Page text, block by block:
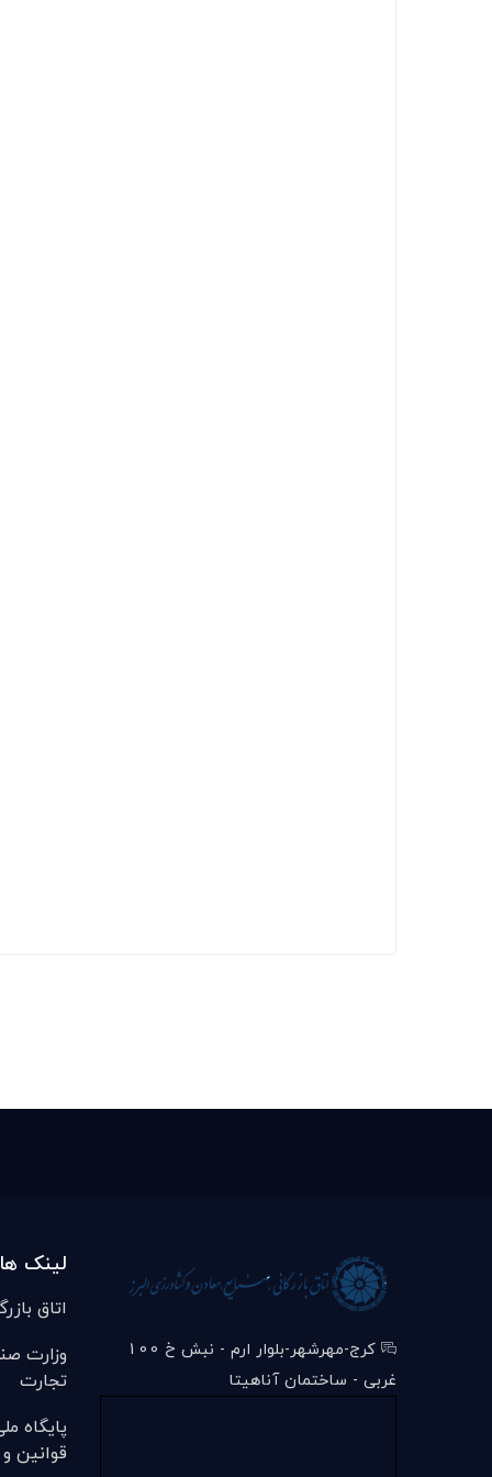
کرج-مهرشهر-بلوار ارم - نبش خ 100
غربی - ساختمان آناهیتا
لینک
اتاق
وزارت
تجارت
پایگاه
قوانین